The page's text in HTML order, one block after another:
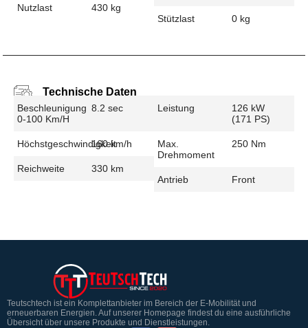
Nutzlast 430 kg
Stützlast 0 kg
Technische Daten
Beschleunigung
0-100 Km/h
8.2 sec
Höchstgeschwindigkeit
160 km/h
Reichweite 330 km
Leistung
126 kW
(171 PS)
Max.
Drehmoment
250 Nm
Antrieb Front
Teutschtech ist ein Komplettanbieter im Bereich der E-Mobilität und
erneuerbaren Energien. Auf unserer Homepage findest du eine ausführliche
Übersicht über unsere Produkte und Dienstleistungen.